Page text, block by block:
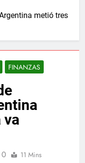
metió tres
FINANZAS
va
0 11 Mins